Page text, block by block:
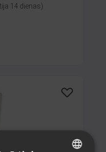
14 dienas)